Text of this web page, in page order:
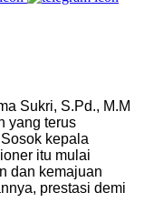
Sukri, S.Pd., M.M
yang terus
kepala
itu mulai
dan kemajuan
prestasi demi